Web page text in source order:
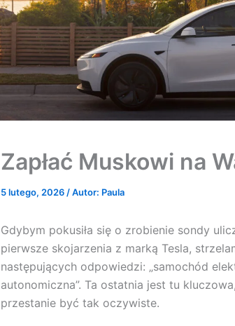
Zapłać Muskowi na
5 lutego, 2026/ Autor: Paula
Gdybym pokusiła się o zrobienie sondy
pierwsze skojarzenia z marką Tesla,
następujących odpowiedzi: „samochód
autonomiczna”. Ta ostatnia jest tu
przestanie być tak oczywiste.